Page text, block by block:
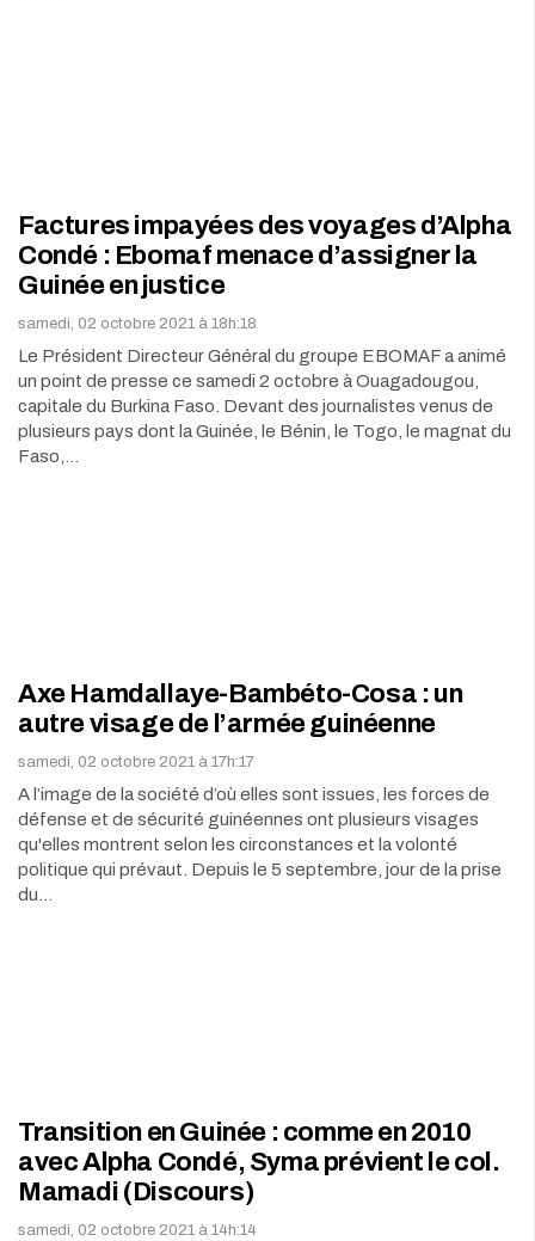
Factures impayées des voyages d’Alpha
Condé : Ebomaf menace d’assigner la
Guinée en justice
samedi, 02 octobre 2021 à 18h:18
Le Président Directeur Général du groupe EBOMAF a animé
un point de presse ce samedi 2 octobre à Ouagadougou,
capitale du Burkina Faso. Devant des journalistes venus de
plusieurs pays dont la Guinée, le Bénin, le Togo, le magnat du
Faso,…
Axe Hamdallaye-Bambéto-Cosa : un
autre visage de l’armée guinéenne
samedi, 02 octobre 2021 à 17h:17
A l’image de la société d’où elles sont issues, les forces de
défense et de sécurité guinéennes ont plusieurs visages
qu'elles montrent selon les circonstances et la volonté
politique qui prévaut. Depuis le 5 septembre, jour de la prise
du…
Transition en Guinée : comme en 2010
avec Alpha Condé, Syma prévient le col.
Mamadi (Discours)
samedi, 02 octobre 2021 à 14h:14